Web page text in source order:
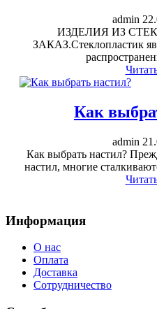
admin
ИЗДЕЛИЯ ИЗ
ЗАКАЗ.Стеклопластик
Как
admin
Как выбрать настил?
настил, многие
Информация
О нас
Оплата
Доставка
Сотрудничество